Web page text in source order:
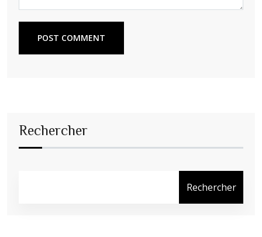
POST COMMENT
Rechercher
Rechercher